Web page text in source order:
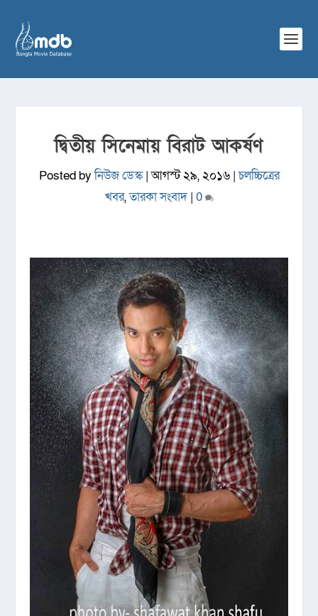
দ্বিতীয় সিনেমায় বিরাট আকর্ষণ
Posted byনিউজ ডেস্ক|আগস্ট ২৯, ২০১৬|চলচ্চিত্রের
খবর,তারকা সংবাদ| 0